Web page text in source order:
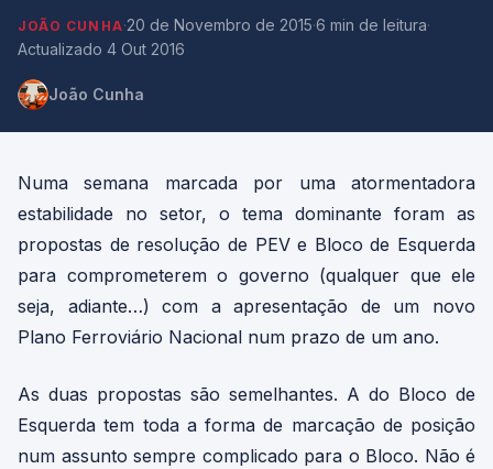
JOÃO CUNHA·20 de Novembro de 2015·6 min de leitura·
Actualizado 4 Out 2016
João Cunha
Numa semana marcada por uma atormentadora
estabilidade no setor, o tema dominante foram as
propostas de resolução de PEV e Bloco de Esquerda
para comprometerem o governo (qualquer que ele
seja, adiante…) com a apresentação de um novo
Plano Ferroviário Nacional num prazo de um ano.
As duas propostas são semelhantes. A do Bloco de
Esquerda tem toda a forma de marcação de posição
num assunto sempre complicado para o Bloco. Não é